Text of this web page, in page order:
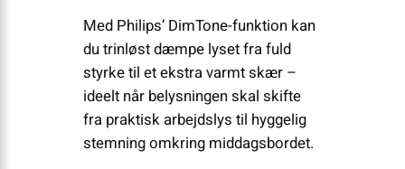
Med Philips’ DimTone-funktion kan
du trinløst dæmpe lyset fra fuld
styrke til et ekstra varmt skær –
ideelt når belysningen skal skifte
fra praktisk arbejdslys til hyggelig
stemning omkring middagsbordet.